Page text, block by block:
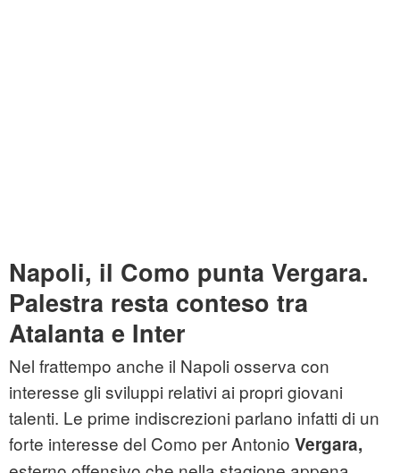
Napoli, il Como punta Vergara.
Palestra resta conteso tra
Atalanta e Inter
Nel frattempo anche il Napoli osserva con
interesse gli sviluppi relativi ai propri giovani
talenti. Le prime indiscrezioni parlano infatti di un
forte interesse del Como per Antonio Vergara,